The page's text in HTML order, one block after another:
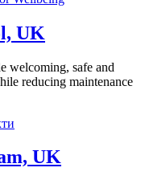
UK
welcoming, safe and
reducing maintenance
UK